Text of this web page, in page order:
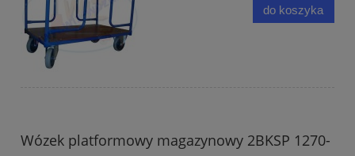
do koszyka
Wózek platformowy magazynowy 2BKSP 1270-